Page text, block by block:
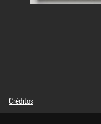
Créditos
Leyenda : Tiroir 3